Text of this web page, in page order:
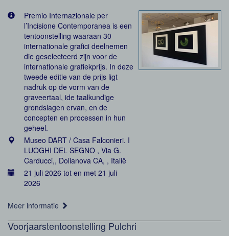
Premio Internazionale per
l’Incisione Contemporanea is een
tentoonstelling waaraan 30
internationale grafici deelnemen
die geselecteerd zijn voor de
internationale grafiekprijs. In deze
tweede editie van de prijs ligt
nadruk op de vorm van de
graveertaal, ide taalkundige
grondslagen ervan, en de
concepten en processen in hun
geheel.
Museo DART / Casa Falconieri. I
LUOGHI DEL SEGNO , Via G.
Carducci,, Dolianova CA, , Italië
21 juli 2026 tot en met 21 juli
2026
Meer informatie
Voorjaarstentoonstelling Pulchri